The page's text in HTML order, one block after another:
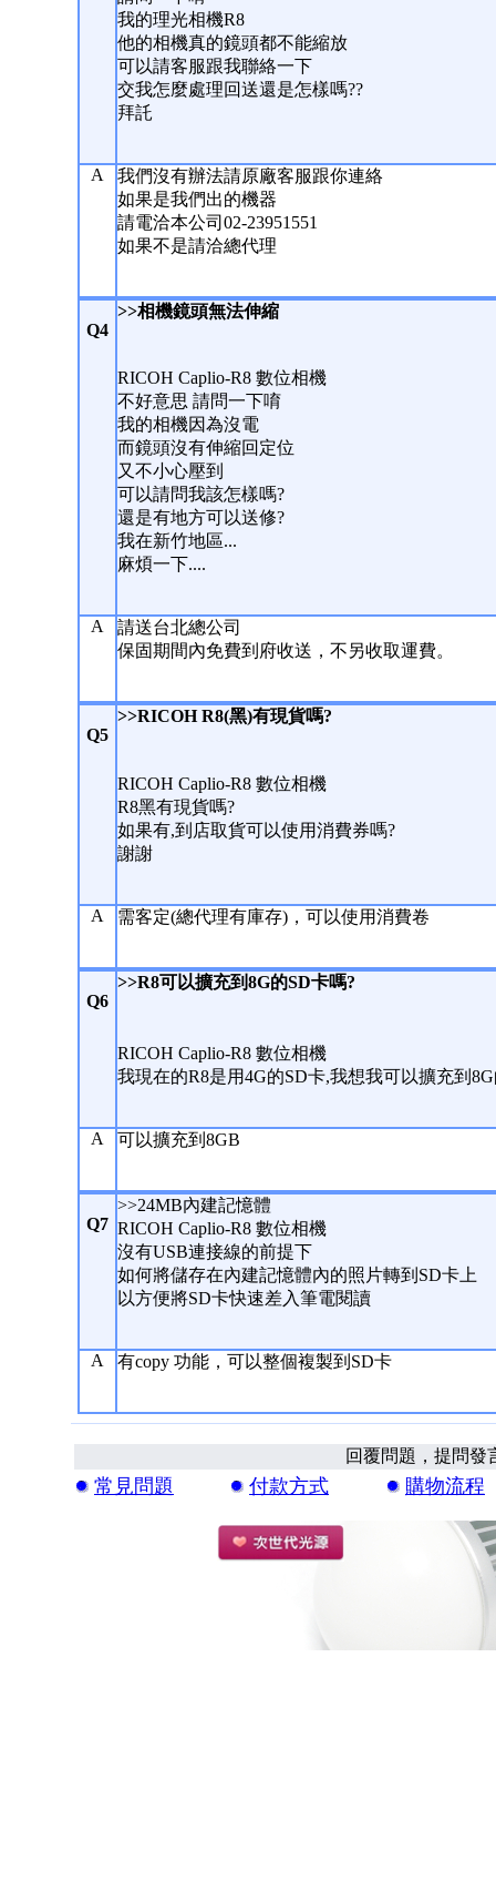
我的理光相機R8
他的相機真的鏡頭都不能縮放
可以請客服跟我聯絡一下
交我怎麼處理回送還是怎樣嗎??
拜託
A
我們沒有辦法請原廠客服跟你連絡
如果是我們出的機器
請電洽本公司02-23951551
如果不是請洽總代理
Q4
>>相機鏡頭無法伸縮
RICOH Caplio-R8 數位相機
不好意思 請問一下唷
我的相機因為沒電
而鏡頭沒有伸縮回定位
又不小心壓到
可以請問我該怎樣嗎?
還是有地方可以送修?
我在新竹地區...
麻煩一下....
A
請送台北總公司
保固期間內免費到府收送，不另收取運費。
Q5
>>RICOH R8(黑)有現貨嗎?
RICOH Caplio-R8 數位相機
R8黑有現貨嗎?
如果有,到店取貨可以使用消費券嗎?
謝謝
A 需客定(總代理有庫存)，可以使用消費卷
Q6
>>R8可以擴充到8G的SD卡嗎?
RICOH Caplio-R8 數位相機
我現在的R8是用4G的SD卡,我想我可以擴充到
A 可以擴充到8GB
Q7
>>24MB內建記憶體
RICOH Caplio-R8 數位相機
沒有USB連接線的前提下
如何將儲存在內建記憶體內的照片轉到SD卡上
以方便將SD卡快速差入筆電閱讀
A 有copy 功能，可以整個複製到SD卡
回覆問題，提問
常見問題 付款方式 購物流程